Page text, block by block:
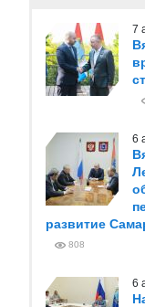
7
6
развитие
808
6